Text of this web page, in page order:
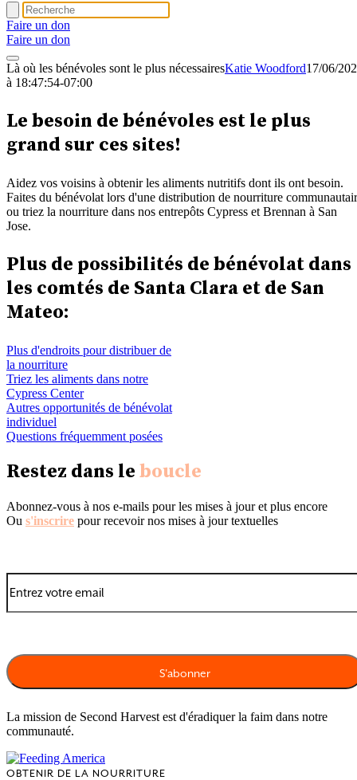
Faire un don
Faire un don
Là où les bénévoles sont le plus nécessairesKatie Woodford17/06/
à 18:47:54-07:00
Le besoin de bénévoles est le plus
grand sur ces sites!
Aidez vos voisins à obtenir les aliments nutritifs dont ils ont besoin.
Faites du bénévolat lors d'une distribution de nourriture
ou triez la nourriture dans nos entrepôts Cypress et Brennan à San
Jose.
Plus de possibilités de bénévolat dans
les comtés de Santa Clara et de San
Mateo:
Plus d'endroits pour distribuer de
la nourriture
Triez les aliments dans notre
Cypress Center
Autres opportunités de bénévolat
individuel
Questions fréquemment posées
Restez dans le boucle
Abonnez-vous à nos e-mails pour les mises à jour et plus encore
Ou s'inscrire pour recevoir nos mises à jour textuelles
La mission de Second Harvest est d'éradiquer la faim dans notre
communauté.
OBTENIR DE LA NOURRITURE